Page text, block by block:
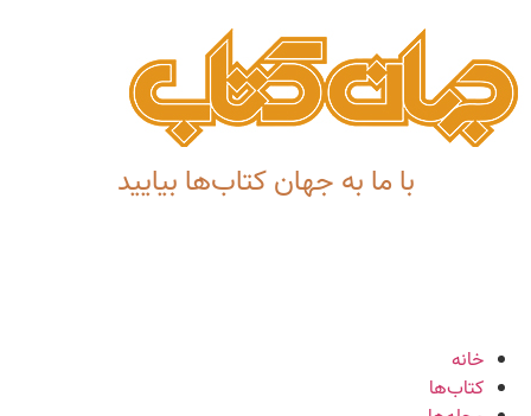
با ما به جهان کتاب‌ها بیایید
خانه
کتاب‌ها